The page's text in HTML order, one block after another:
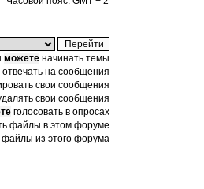
можете начинать темы
отвечать на сообщения
свои сообщения
свои сообщения
голосовать в опросах
файлы в этом форуме
файлы из этого форума